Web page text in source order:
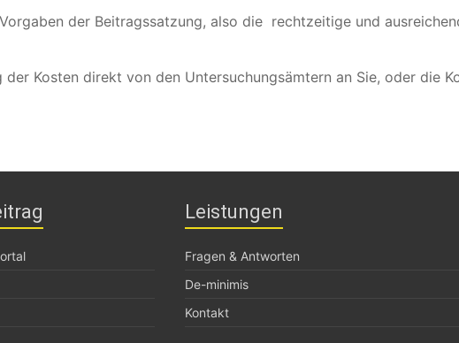
der Beitragssatzung, also die rechtzeitige und
Kosten direkt von den Untersuchungsämtern an Sie, oder die
Leistungen
Fragen & Antworten
De-minimis
Kontakt